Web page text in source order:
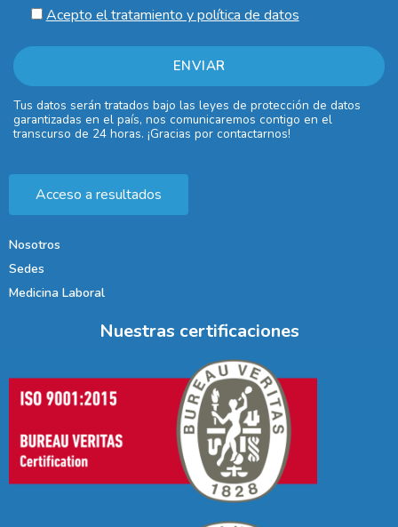
Acepto el tratamiento y política de datos
Tus datos serán tratados bajo las leyes de protección de datos
garantizadas en el país, nos comunicaremos contigo en el
transcurso de 24 horas. ¡Gracias por contactarnos!
Acceso a resultados
Nosotros
Sedes
Medicina Laboral
Nuestras certificaciones